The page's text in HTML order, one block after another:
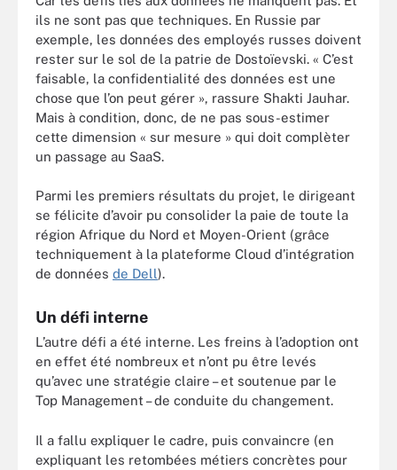
ils ne sont pas que techniques. En Russie par
exemple, les données des employés russes doivent
rester sur le sol de la patrie de Dostoïevski. « C’est
faisable, la confidentialité des données est une
chose que l’on peut gérer », rassure Shakti Jauhar.
Mais à condition, donc, de ne pas sous-estimer
cette dimension « sur mesure » qui doit complèter
un passage au SaaS.
Parmi les premiers résultats du projet, le dirigeant
se félicite d’avoir pu consolider la paie de toute la
région Afrique du Nord et Moyen-Orient (grâce
techniquement à la plateforme Cloud d’intégration
de données de Dell).
Un défi interne
L’autre défi a été interne. Les freins à l’adoption ont
en effet été nombreux et n’ont pu être levés
qu’avec une stratégie claire – et soutenue par le
Top Management – de conduite du changement.
Il a fallu expliquer le cadre, puis convaincre (en
expliquant les retombées métiers concrètes pour